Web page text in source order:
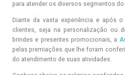
para atender os diversos segmentos
Diante da vasta experiência e após
clientes, seja na personalização ou
brindes e presentes promocionais, a
pelas premiações que lhe foram
do atendimento de suas atividades.